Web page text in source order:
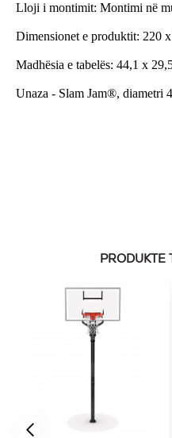
Lloji i montimit: Montimi në
Dimensionet e produktit: 220
Madhësia e tabelës: 44,1 x
Unaza - Slam Jam®, diametri
PRODUKTE